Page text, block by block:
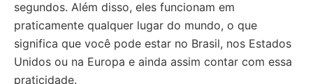
segundos. Além disso, eles funcionam em
praticamente qualquer lugar do mundo, o que
significa que você pode estar no Brasil, nos Estados
Unidos ou na Europa e ainda assim contar com essa
praticidade.